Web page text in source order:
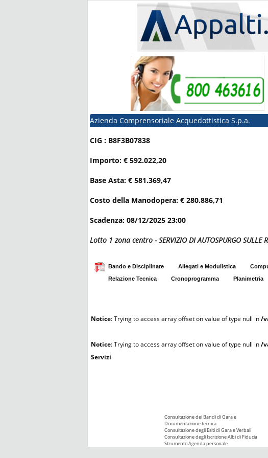
Azienda Comprensoriale Acquedottistica S.p.a.
CIG : B8F3B07838
Importo: € 592.022,20
Base Asta: € 581.369,47
Costo della Manodopera: € 280.886,71
Scadenza: 08/12/2025 23:00
Lotto 1 zona centro - SERVIZIO DI AUTOSPURGO SULLE
Bando e Disciplinare Allegati e Modulistica
Relazione Tecnica
Cronoprogramma Planimetria
Notice: Trying to access array offset on value of type null in/
Notice: Trying to access array offset on value of type null in/
Servizi
Consultazione dei Bandi di Gara e
Documentazione tecnica
Consultazione degli Esiti di Gara e Verbali
Consultazione degli Iscrizione Albi di Fiducia
Strumento Agenda personale